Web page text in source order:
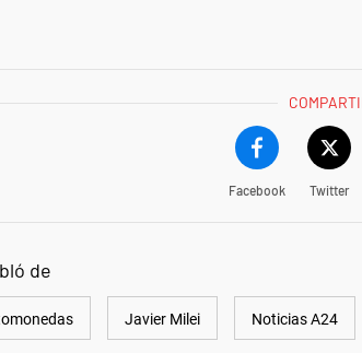
Facebook Twitter
de
Javier Milei Noticias A24